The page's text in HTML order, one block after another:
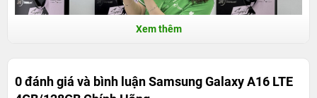
Xem thêm
0 đánh giá và bình luậnSamsung Galaxy A16 LTE